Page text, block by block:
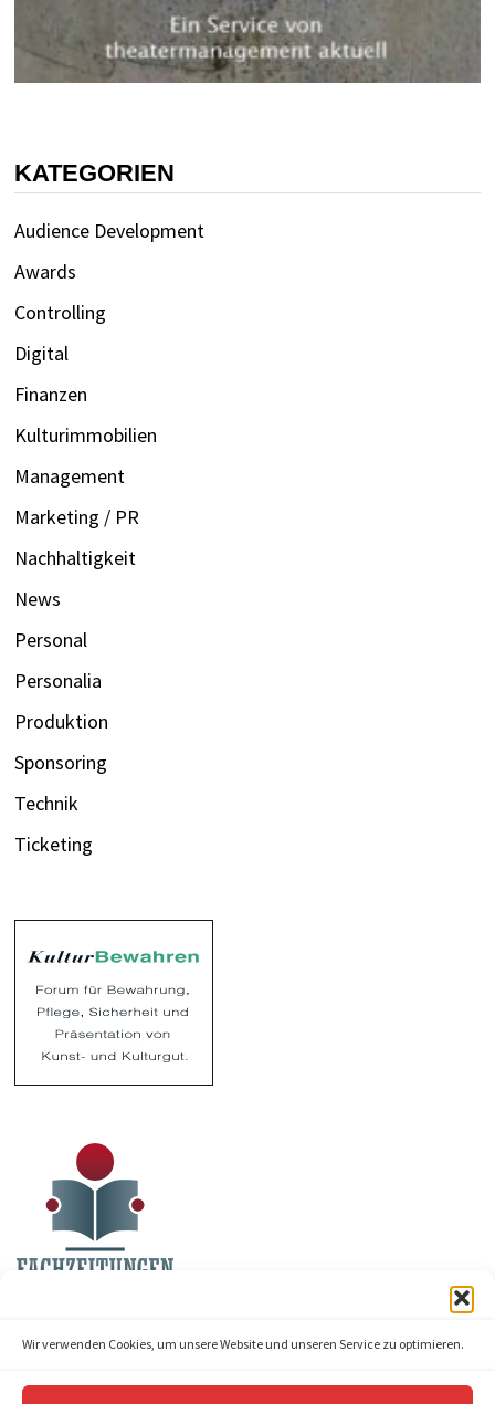
Wir verwenden Cookies, um unsere Website und unseren Service zu optimieren.
KATEGORIEN
Audience Development
Awards
Controlling
Digital
Finanzen
Kulturimmobilien
Management
Marketing / PR
Nachhaltigkeit
News
Personal
Personalia
Produktion
Sponsoring
Technik
Ticketing